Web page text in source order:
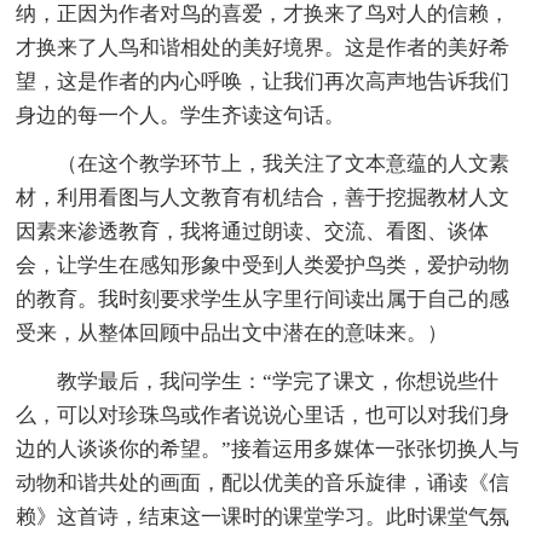
纳，正因为作者对鸟的喜爱，才换来了鸟对人的信赖，
才换来了人鸟和谐相处的美好境界。这是作者的美好希
望，这是作者的内心呼唤，让我们再次高声地告诉我们
身边的每一个人。学生齐读这句话。
（在这个教学环节上，我关注了文本意蕴的人文素
材，利用看图与人文教育有机结合，善于挖掘教材人文
因素来渗透教育，我将通过朗读、交流、看图、谈体
会，让学生在感知形象中受到人类爱护鸟类，爱护动物
的教育。我时刻要求学生从字里行间读出属于自己的感
受来，从整体回顾中品出文中潜在的意味来。）
教学最后，我问学生：“学完了课文，你想说些什
么，可以对珍珠鸟或作者说说心里话，也可以对我们身
边的人谈谈你的希望。”接着运用多媒体一张张切换人与
动物和谐共处的画面，配以优美的音乐旋律，诵读《信
赖》这首诗，结束这一课时的课堂学习。此时课堂气氛